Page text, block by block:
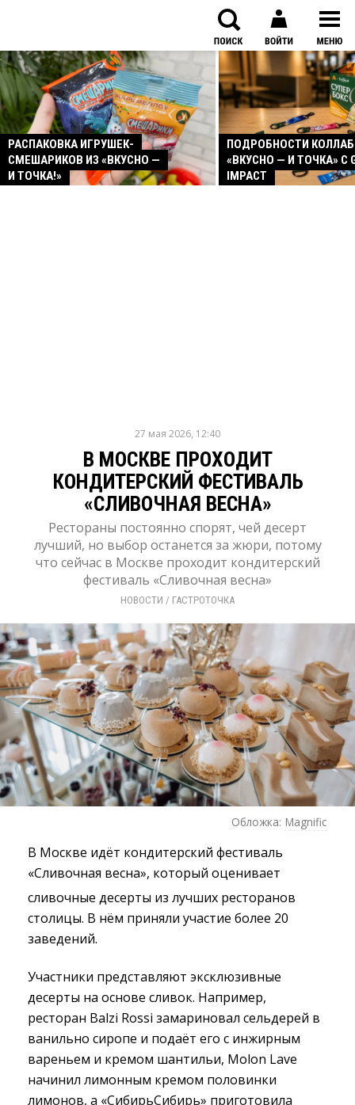
РАСПАКОВКА ИГРУШЕК-
СМЕШАРИКОВ ИЗ «ВКУСНО —
И ТОЧКА!»
ПОДРОБНОСТИ
«ВКУСНО — И ТОЧКА» С
IMPACT
27 мая 2026, 12:40
В МОСКВЕ ПРОХОДИТ
КОНДИТЕРСКИЙ ФЕСТИВАЛЬ
«СЛИВОЧНАЯ ВЕСНА»
Рестораны постоянно спорят, чей десерт
лучший, но выбор останется за жюри, потому
что сейчас в Москве проходит кондитерский
фестиваль «Сливочная весна»
НОВОСТИ / ГАСТРОТОЧКА
Обложка: Magnific
В Москве идёт кондитерский фестиваль
«Сливочная весна», который оценивает
сливочные десерты из лучших ресторанов
столицы. В нём приняли участие более 20
заведений.
Участники представляют эксклюзивные
десерты на основе сливок. Например,
ресторан Balzi Rossi замариновал сельдерей в
ванильно сиропе и подаёт его с инжирным
вареньем и кремом шантильи, Molon Lave
начинил лимонным кремом половинки
лимонов, а «СибирьСибирь» приготовила